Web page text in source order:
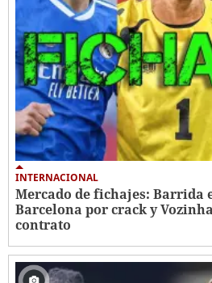
INTERNACIONAL
Mercado de fichajes: Barrida
Barcelona por crack y
contrato